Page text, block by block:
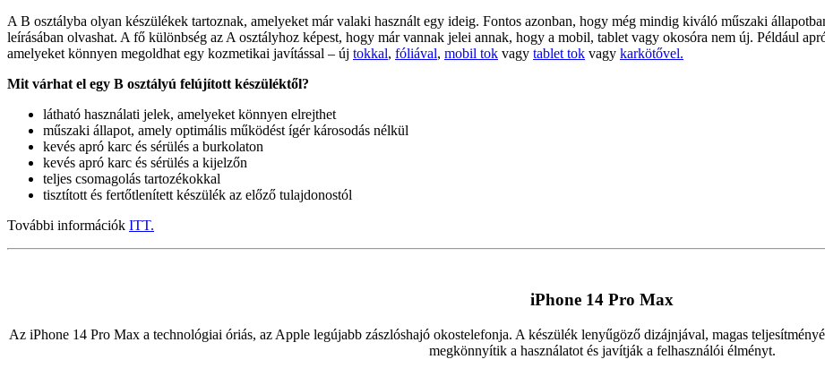
A B osztályba olyan készülékek tartoznak, amelyeket már valaki használt egy ideig. Fontos azonban, hogy még mindig kiváló műszaki
leírásában olvashat. A fő különbség az A osztályhoz képest, hogy már vannak jelei annak, hogy a mobil, tablet vagy okosóra nem új. Például
amelyeket könnyen megoldhat egy kozmetikai javítással – új tokkal, fóliával, mobil tok vagy tablet tok vagy karkötővel.
Mit várhat el egy B osztályú felújított készüléktől?
látható használati jelek, amelyeket könnyen elrejthet
műszaki állapot, amely optimális működést ígér károsodás nélkül
kevés apró karc és sérülés a burkolaton
kevés apró karc és sérülés a kijelzőn
teljes csomagolás tartozékokkal
tisztított és fertőtlenített készülék az előző tulajdonostól
További információk ITT.
iPhone 14 Pro Max
Az iPhone 14 Pro Max a technológiai óriás, az Apple legújabb zászlóshajó okostelefonja. A készülék lenyűgöző dizájnjával, magas
megkönnyítik a használatot és javítják a felhasználói élményt.